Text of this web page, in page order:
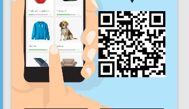
Sab Ahad
Kemajuan harian
Kemajuan bulanan